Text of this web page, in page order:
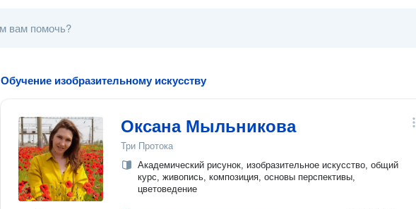
Обучение изобразительному искусству
Оксана Мыльникова
Три Протока
Академический рисунок, изобразительное искусство, общий
курс, живопись, композиция, основы перспективы,
цветоведение